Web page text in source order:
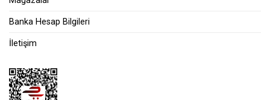
Banka Hesap Bilgileri
İletişim